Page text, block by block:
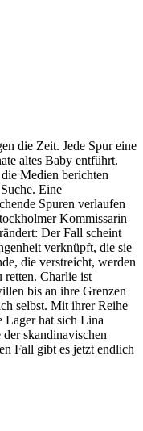
die Zeit. Jede Spur eine
altes Baby entführt.
Medien berichten
Eine
Spuren verlaufen
Kommissarin
Der Fall scheint
verknüpft, die sie
die verstreicht, werden
retten. Charlie ist
bis an ihre Grenzen
selbst. Mit ihrer Reihe
Lager hat sich Lina
skandinavischen
Fall gibt es jetzt endlich